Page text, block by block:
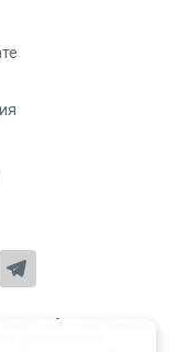
сайт и материалы,